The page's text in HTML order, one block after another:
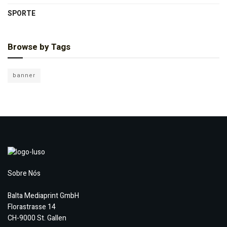
SPORTE
Browse by Tags
banner
Sobre Nós
Balta Mediaprint GmbH
Florastrasse 14
CH-9000 St. Gallen